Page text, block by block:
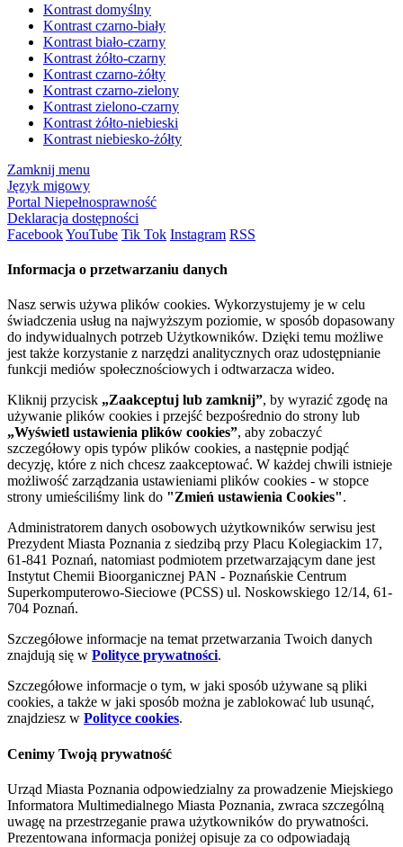
Kontrast domyślny
Kontrast czarno-biały
Kontrast biało-czarny
Kontrast żółto-czarny
Kontrast czarno-żółty
Kontrast czarno-zielony
Kontrast zielono-czarny
Kontrast żółto-niebieski
Kontrast niebiesko-żółty
Zamknij menu
Język migowy
Portal Niepełnosprawność
Deklaracja dostępności
FacebookYouTube Tik Tok Instagram RSS
Informacja o przetwarzaniu danych
Nasz serwis używa plików cookies. Wykorzystujemy je w celu
świadczenia usług na najwyższym poziomie, w sposób dopasowany
do indywidualnych potrzeb Użytkowników. Dzięki temu możliwe
jest także korzystanie z narzędzi analitycznych oraz udostępnianie
funkcji mediów społecznościowych i odtwarzacza wideo.
Kliknij przycisk „Zaakceptuj lub zamknij”, by wyrazić zgodę na
używanie plików cookies i przejść bezpośrednio do strony lub
„Wyświetl ustawienia plików cookies”, aby zobaczyć
szczegółowy opis typów plików cookies, a następnie podjąć
decyzję, które z nich chcesz zaakceptować. W każdej chwili istnieje
możliwość zarządzania ustawieniami plików cookies - w stopce
strony umieściliśmy link do "Zmień ustawienia Cookies".
Administratorem danych osobowych użytkowników serwisu jest
Prezydent Miasta Poznania z siedzibą przy Placu Kolegiackim 17,
61-841 Poznań, natomiast podmiotem przetwarzającym dane jest
Instytut Chemii Bioorganicznej PAN - Poznańskie Centrum
Superkomputerowo-Sieciowe (PCSS) ul. Noskowskiego 12/14, 61-
704 Poznań.
Szczegółowe informacje na temat przetwarzania Twoich danych
znajdują się w Polityce prywatności.
Szczegółowe informacje o tym, w jaki sposób używane są pliki
cookies, a także w jaki sposób można je zablokować lub usunąć,
znajdziesz w Polityce cookies.
Cenimy Twoją prywatność
Urząd Miasta Poznania odpowiedzialny za prowadzenie Miejskiego
Informatora Multimedialnego Miasta Poznania, zwraca szczególną
uwagę na przestrzeganie prawa użytkowników do prywatności.
Prezentowana informacja poniżej opisuje za co odpowiadają